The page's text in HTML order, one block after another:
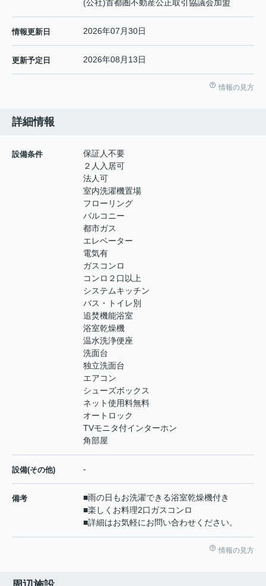
(公社)首都圏不動産公正取引協議会加盟
情報更新日 2026年07月30日
更新予定日 2026年08月13日
情報の見方
詳細情報
設備条件
保証人不要
２人入居可
法人可
室内洗濯機置場
フローリング
バルコニー
都市ガス
エレベーター
電気有
ガスコンロ
コンロ２口以上
システムキッチン
バス・トイレ別
追焚機能浴室
浴室乾燥機
温水洗浄便座
洗面台
独立洗面台
エアコン
シューズボックス
ネット使用料無料
オートロック
TVモニタ付インターホン
角部屋
設備(その他) -
備考
■雨の日もお洗濯できる浴室乾燥機付き
■楽しくお料理2口ガスコンロ
■詳細はお気軽にお問い合わせください。
情報の見方